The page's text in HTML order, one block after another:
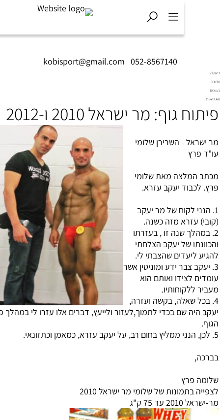
kobisport@gmail.com|052-8567140
גוף: מר ישראל 2010 ו-2012
- השרירן שלומי
המלצה מאת שלומי
יעקב עזרא.
לקוח של מר יעקב
עזרא מזה כשנה.
שנה זו , בעזרתו
של יעקב הצלחתי
ליעדים שהצבתי לי.
צבר ידע ומוניטין אשר
לצידו ואותם הוא
ללקוחותיו.
שאלה, בקשה ועזרה,
שם בכדי לתמוך,לעזור ולייעץ, דברים אלו עזרו לי במהלך פיתוח
פרץ
בתמונות של שלומי מר ישראל 2010
עד 75 ק"ג